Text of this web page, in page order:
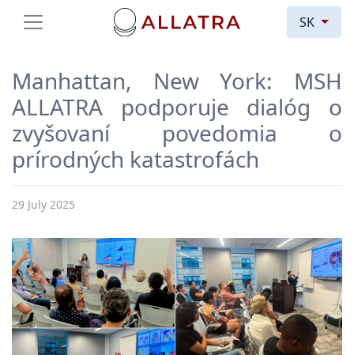
SK
Manhattan, New York: MSH
ALLATRA podporuje dialóg o
zvyšovaní povedomia o
prírodných katastrofách
29 July 2025